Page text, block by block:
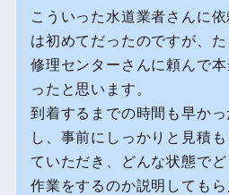
こういった水道業者さんに
は初めてだったのですが、
修理センターさんに頼んで
ったと思います。
到着するまでの時間も早か
し、事前にしっかりと見積
ていただき、どんな状態で
作業をするのか説明しても